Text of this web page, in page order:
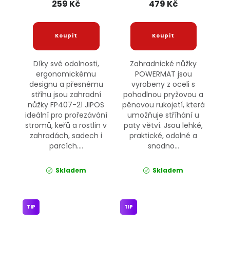
259 Kč
Díky své odolnosti,
ergonomickému
designu a přesnému
střihu jsou zahradní
nůžky FP407-21 JIPOS
ideální pro prořezávání
stromů, keřů a rostlin v
zahradách, sadech i
parcích....
Skladem
479 Kč
Zahradnické nůžky
POWERMAT jsou
vyrobeny z oceli s
pohodlnou pryžovou a
pěnovou rukojetí, která
umožňuje stříhání u
paty větví. Jsou lehké,
praktické, odolné a
snadno...
Skladem
TIP TIP